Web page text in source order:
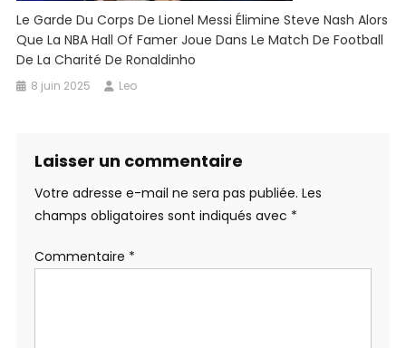
Le Garde Du Corps De Lionel Messi Élimine Steve Nash Alors
Que La NBA Hall Of Famer Joue Dans Le Match De Football
De La Charité De Ronaldinho
8 juin 2025 Leo
Laisser un commentaire
Votre adresse e-mail ne sera pas publiée. Les
champs obligatoires sont indiqués avec *
Commentaire *